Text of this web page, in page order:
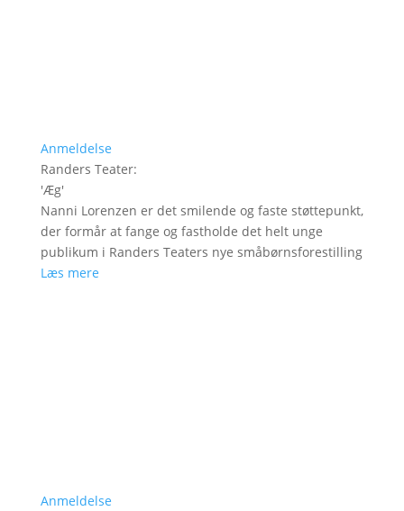
Anmeldelse
Randers Teater:
'Æg'
Nanni Lorenzen er det smilende og faste støttepunkt,
der formår at fange og fastholde det helt unge
publikum i Randers Teaters nye småbørnsforestilling
Læs mere
Anmeldelse